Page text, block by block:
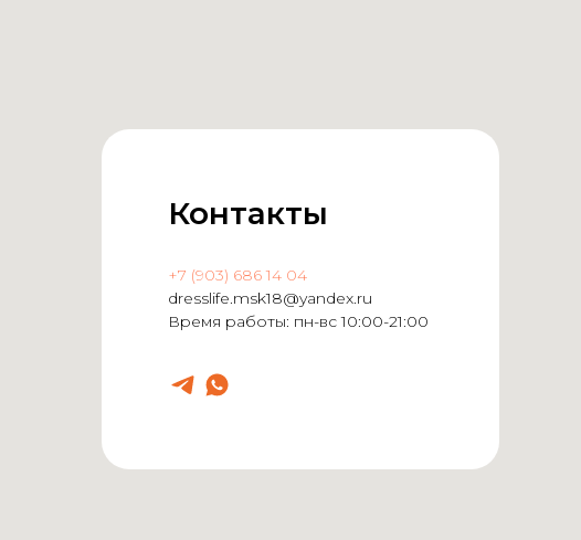
Контакты
+7 (903) 686 14 04
dresslife.msk18@yandex.ru
Время работы: пн-вс 10:00-21:00